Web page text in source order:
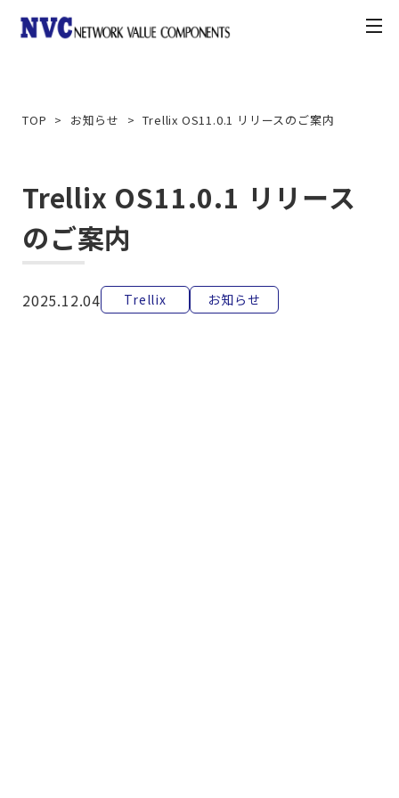
toggle
契約・利用条件
ナレッジベース
カスタマーポータル
TOP お知らせ Trellix OS11.0.1 リリースのご案内
Trellix OS11.0.1 リリース
のご案内
2025.12.04 Trellix お知らせ